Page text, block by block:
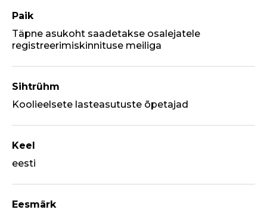
Paik
Täpne asukoht saadetakse osalejatele
registreerimiskinnituse meiliga
Sihtrühm
Koolieelsete lasteasutuste õpetajad
Keel
eesti
Eesmärk